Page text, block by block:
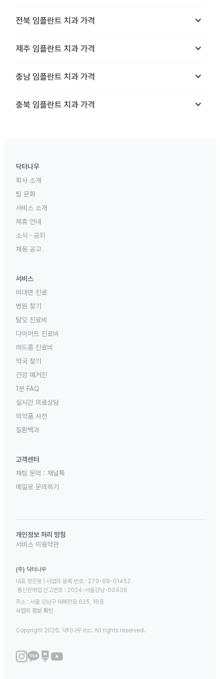
전북 임플란트 치과 가격 keyboard_arrow_down
제주 임플란트 치과 가격 keyboard_arrow_down
충남 임플란트 치과 가격 keyboard_arrow_down
충북 임플란트 치과 가격 keyboard_arrow_down
닥터나우
회사 소개
팀 문화
서비스 소개
제휴 안내
소식 · 공지
채용 공고
서비스
비대면 진료
병원 찾기
탈모 진료비
다이어트 진료비
여드름 진료비
약국 찾기
건강 매거진
1분 FAQ
실시간 의료상담
의약품 사전
질환백과
고객센터
채팅 문의 : 채널톡
메일로 문의하기
개인정보 처리 방침
서비스 이용약관
(주) 닥터나우
대표 정진웅 | 사업자 등록 번호 : 279-88-01452
통신판매업 신고번호 : 2024-서울강남-00439
주소 : 서울 강남구 테헤란로 625, 16층
사업자 정보 확인
Copyright 2026. 닥터나우 Inc. All rights reserved.